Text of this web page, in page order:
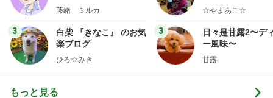
藤緒 ミルカ
3
白柴 『きなこ』 のお気
楽ブログ
ひろ☆みき
☆やまあこ☆
3
日々是甘露2〜デ
ー風味〜
甘露
もっと見る